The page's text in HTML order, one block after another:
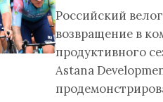
Российский
возвращение в
продуктивного
Astana